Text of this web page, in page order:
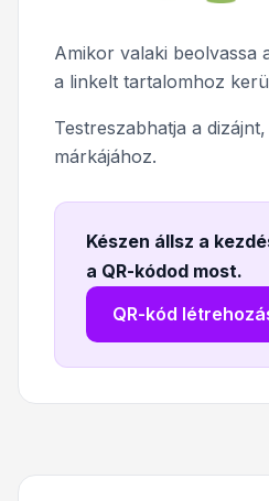
Amikor valaki beolvassa
a linkelt tartalomhoz
Testreszabhatja a
márkájához.
Készen állsz a
a QR-kódod most.
QR-kód